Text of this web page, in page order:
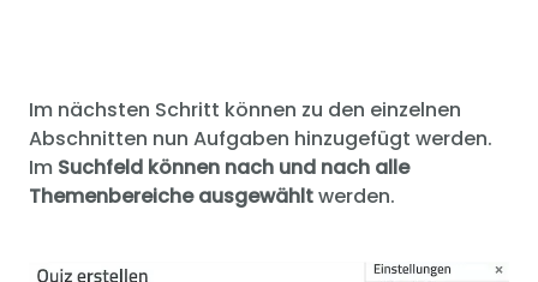
Im nächsten Schritt können zu den einzelnen
Abschnitten nun Aufgaben hinzugefügt werden.
Im Suchfeld können nach und nach alle
Themenbereiche ausgewähltwerden.